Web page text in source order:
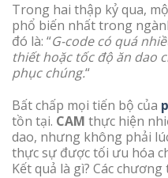
Trong hai thập kỷ qua,
phổ biến nhất trong
đó là: “G-code có quá
thiết hoặc tốc độ ăn dao
phục chúng.“
Bất chấp mọi tiến bộ của
tồn tại. CAM thực hiện
dao, nhưng không phải
thực sự được tối ưu hóa
Kết quả là gì? Các